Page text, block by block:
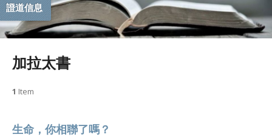
證道信息
加拉太書
1 Item
生命，你相聯了嗎？